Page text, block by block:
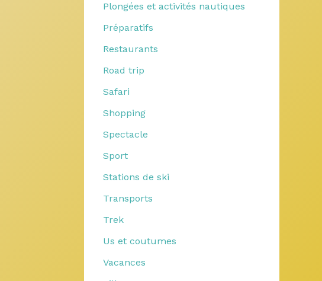
Plongées et activités nautiques
Préparatifs
Restaurants
Road trip
Safari
Shopping
Spectacle
Sport
Stations de ski
Transports
Trek
Us et coutumes
Vacances